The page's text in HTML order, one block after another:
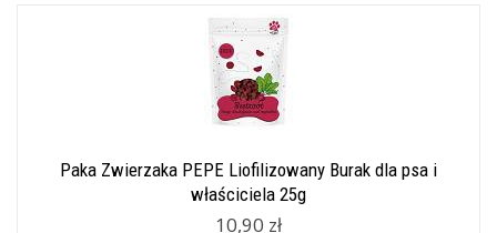
Paka Zwierzaka PEPE Liofilizowany Burak dla psa i
właściciela 25g
10,90 zł